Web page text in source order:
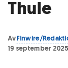
Thule
AvFinwire/
19 september 2025